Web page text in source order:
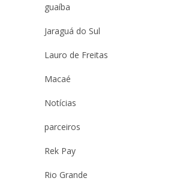
guaíba
Jaraguá do Sul
Lauro de Freitas
Macaé
Notícias
parceiros
Rek Pay
Rio Grande